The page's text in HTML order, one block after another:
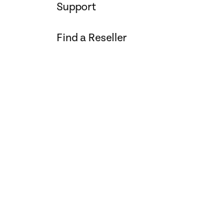
Support
Find a Reseller